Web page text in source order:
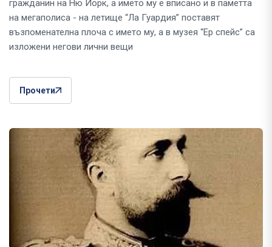
гражданин на Ню Йорк, а името му е вписано и в паметта
на мегаполиса - на летище “Ла Гуардия” поставят
възпоменателна плоча с името му, а в музея “Ер спейс” са
изложени негови лични вещи
Прочети